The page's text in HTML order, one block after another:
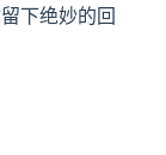
下绝妙的回